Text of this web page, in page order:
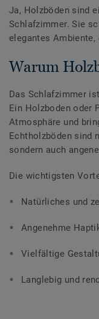
Ja, Holzböden sind
Schlafzimmer. Sie
elegantes
Warum
Das Schlafzimmer
Ein Holzboden oder
Atmosphäre und
Echtholzböden sind
sondern auch
Die wichtigsten
Natürliches und
Angenehme
Vielfältige
Langlebig und